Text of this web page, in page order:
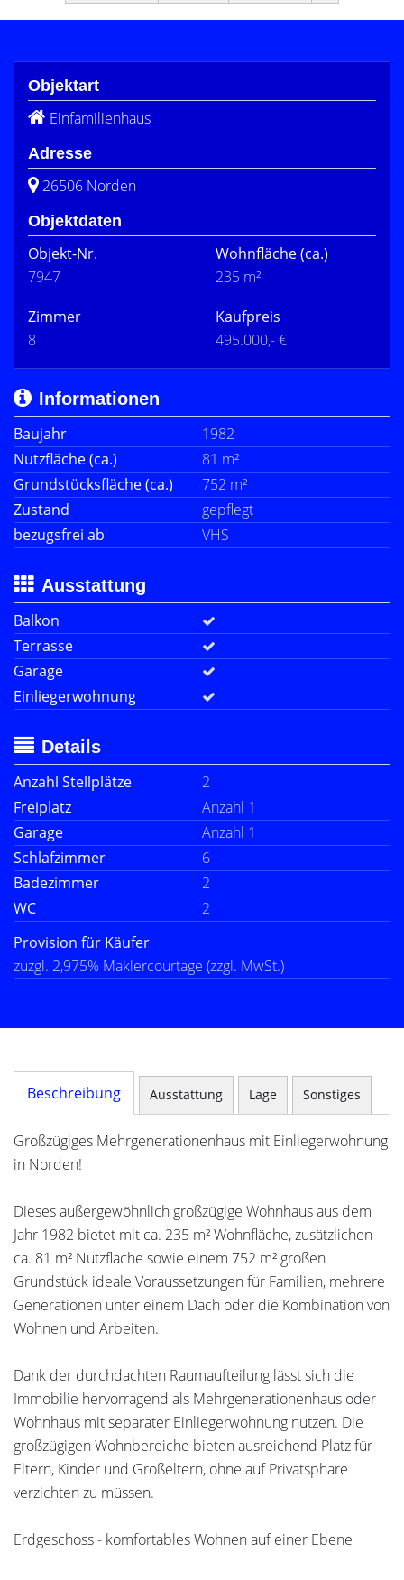
Objektart
Einfamilienhaus
Adresse
26506 Norden
Objektdaten
Objekt-Nr.
7947
Wohnfläche(ca.)
235 m²
Zimmer
8
Kaufpreis
495.000,- €
Informationen
Baujahr
1982
Nutzfläche (ca.)
81 m²
Grundstücksfläche (ca.)
752 m²
Zustand
gepflegt
bezugsfrei ab
VHS
Ausstattung
Balkon
Terrasse
Garage
Einliegerwohnung
Details
Anzahl Stellplätze
2
Freiplatz
Anzahl 1
Garage
Anzahl 1
Schlafzimmer
6
Badezimmer
2
WC
2
Provision für Käufer
zuzgl. 2,975% Maklercourtage (zzgl. MwSt.)
Beschreibung Ausstattung Lage Sonstiges
Großzügiges Mehrgenerationenhaus mit Einliegerwohnung
in Norden!
Dieses außergewöhnlich großzügige Wohnhaus aus dem
Jahr 1982 bietet mit ca. 235 m² Wohnfläche, zusätzlichen
ca. 81 m² Nutzfläche sowie einem 752 m² großen
Grundstück ideale Voraussetzungen für Familien, mehrere
Generationen unter einem Dach oder die Kombination von
Wohnen und Arbeiten.
Dank der durchdachten Raumaufteilung lässt sich die
Immobilie hervorragend als Mehrgenerationenhaus oder
Wohnhaus mit separater Einliegerwohnung nutzen. Die
großzügigen Wohnbereiche bieten ausreichend Platz für
Eltern, Kinder und Großeltern, ohne auf Privatsphäre
verzichten zu müssen.
Erdgeschoss - komfortables Wohnen auf einer Ebene